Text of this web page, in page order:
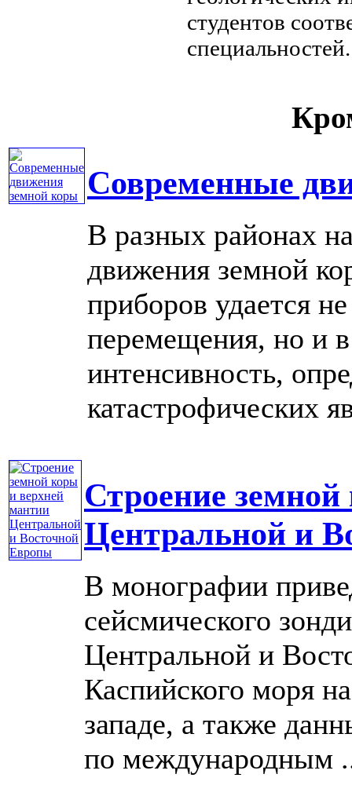
студентов
специальностей.
Современные
В разных районах
движения земной
приборов удается
перемещения, но и в
интенсивность,
катастрофических
Строение
Центральной и
В монографии
сейсмического
Центральной и
Каспийского моря
западе, а также
по международным